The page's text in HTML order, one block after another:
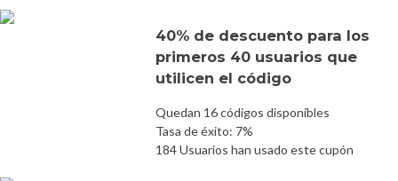
40% de descuento para los
primeros 40 usuarios que
utilicen el código
Quedan 16 códigos disponibles
Tasa de éxito: 7%
184 Usuarios han usado este cupón